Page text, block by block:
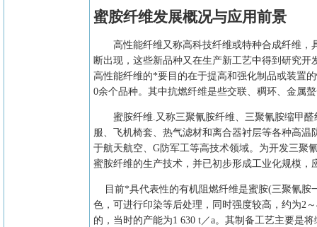
蜜胺纤维发展概况与应用前景
高性能纤维又称高科技纤维或特种合成纤维，
断出现，这些新品种又在生产新工艺中得到研究
高性能纤维的*要目的在于提高和强化制品或装置
0余个品种。其中抗燃纤维是些交联、稠环、金属
蜜胺纤维.又称三聚氰胺纤维、三聚氰胺缩甲醛
服、飞机椅套、热气滤材和离合器衬层等各种高
于航天航空、G防军工等高技术领域。为开发三聚
蜜胺纤维的生产技术，并已初步形成工业化规模
目前*具代表性的有机阻燃纤维是蜜胺(三聚氰胺
色，可进行印染等后处理，同时强度较高，约为2
的，当时的产能为1 630 t／a。其制备工艺主要是